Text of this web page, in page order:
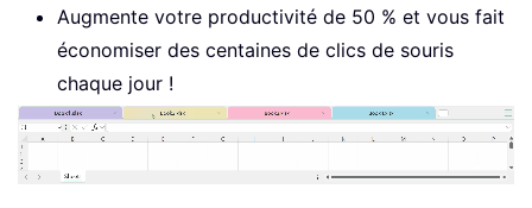
Augmente votre productivité de 50 % et vous fait
économiser des centaines de clics de souris
chaque jour !